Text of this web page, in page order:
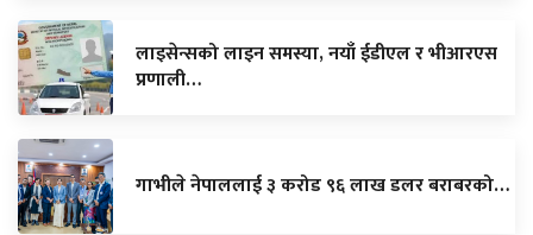
लाइसेन्सको लाइन समस्या, नयाँ ईडीएल र भीआरएस
प्रणाली…
गाभीले नेपाललाई ३ करोड ९६ लाख डलर बराबरको…